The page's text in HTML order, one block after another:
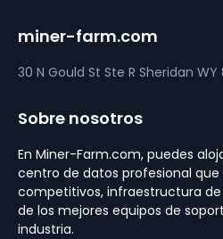
miner-farm.com
30 N Gould St Ste R Sheridan WY
Sobre nosotros
En Miner-Farm.com, puedes
centro de datos profesional
competitivos, infraestructura
de los mejores equipos de
industria.